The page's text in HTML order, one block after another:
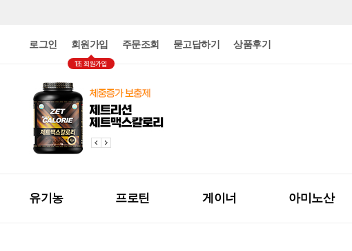
로그인 회원가입
1초 회원가입
주문조회 묻고답하기 상품후기
유기농 프로틴 게이너 아미노산